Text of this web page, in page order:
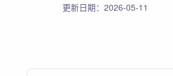
更新日期：2026-05-11